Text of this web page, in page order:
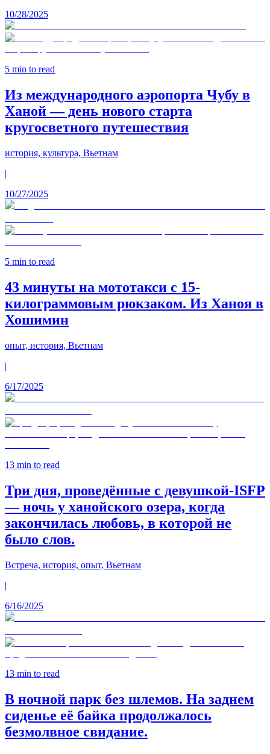
10/28/2025
5 min to read
Из международного аэропорта Чубу в
Ханой — день нового старта
кругосветного путешествия
история, культура, Вьетнам
|
10/27/2025
5 min to read
43 минуты на мототакси с 15-
килограммовым рюкзаком. Из Ханоя в
Хошимин
опыт, история, Вьетнам
|
6/17/2025
13 min to read
Три дня, проведённые с девушкой-ISFP
— ночь у ханойского озера, когда
закончилась любовь, в которой не
было слов.
Встреча, история, опыт, Вьетнам
|
6/16/2025
13 min to read
В ночной парк без шлемов. На заднем
сиденье её байка продолжалось
безмолвное свидание.